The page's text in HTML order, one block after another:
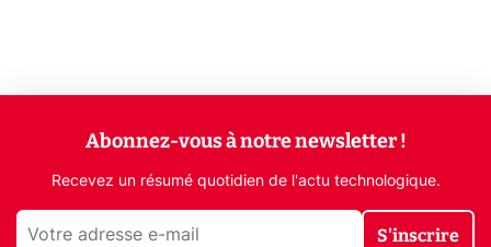
Abonnez-vous à notre newsletter !
Recevez un résumé quotidien de l'actu technologique.
S'inscrire